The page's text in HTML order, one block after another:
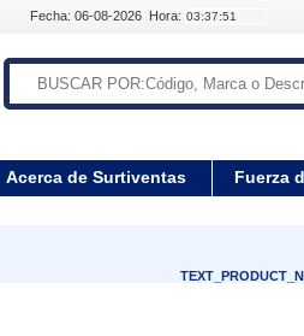
Fecha: 06-08-2026 Hora:
Acerca de Surtiventas Fuerza